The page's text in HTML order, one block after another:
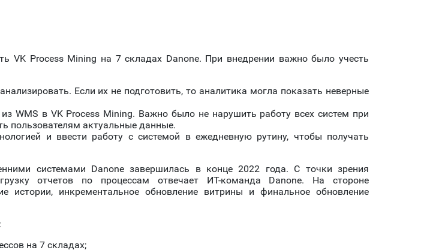
VK Process Mining на 7 складах Danone. При внедрении важно было учесть
Если их не подготовить, то аналитика могла показать неверные
WMS в VK Process Mining. Важно было не нарушить работу всех систем при
пользователям актуальные данные.
и ввести работу с системой в ежедневную рутину, чтобы получать
системами Danone завершилась в конце 2022 года. С точки зрения
отчетов по процессам отвечает ИТ-команда Danone. На стороне
истории, инкрементальное обновление витрины и финальное обновление
на 7 складах;